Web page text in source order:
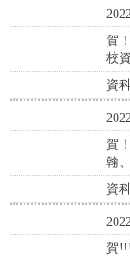
賀
校
資
賀
翰
資
賀